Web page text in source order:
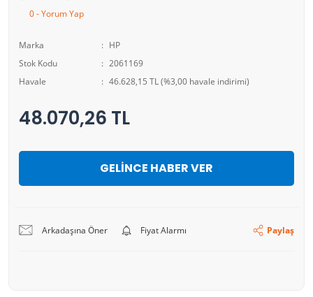
0 - Yorum Yap
Marka
HP
Stok Kodu
2061169
Havale
46.628,15 TL (%3,00 havale indirimi)
48.070,26 TL
GELİNCE HABER VER
Arkadaşına Öner Fiyat Alarmı Paylaş